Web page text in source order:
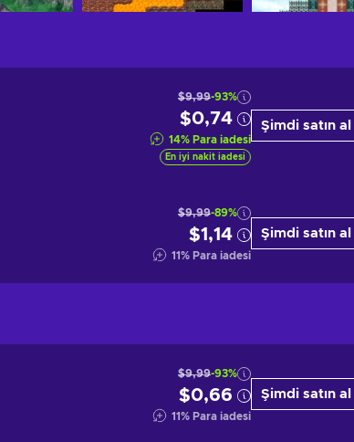
$9,99-93%
$0,74
14% Para iadesi
En iyi nakit iadesi
Şimdi satın al
$9,99-89%
$1,14
11% Para iadesi
Şimdi satın al
$9,99-93%
$0,66
11% Para iadesi
Şimdi satın al